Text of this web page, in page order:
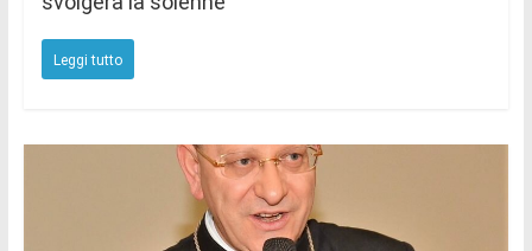
Leggi tutto